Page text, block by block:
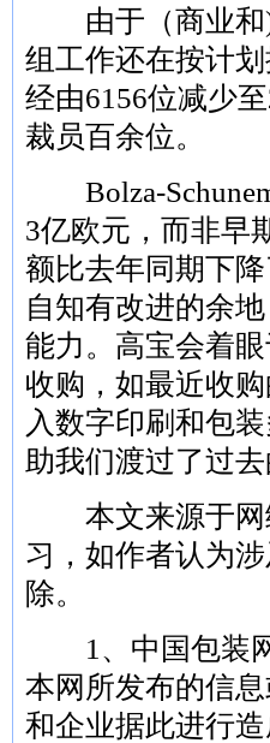
由于（商业和)
组工作还在按计
经由6156位减少
裁员百余位。
Bolza-
3亿欧元，而非早
额比去年同期下
自知有改进的余
能力。高宝会着
收购，如最近收
入数字印刷和包
助我们渡过了过
本文来源于网
习，如作者认为
除。
1、中国包装网
本网所发布的信
和企业据此进行